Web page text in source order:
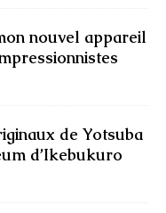
nouvel appareil
de Yotsuba
d’Ikebukuro